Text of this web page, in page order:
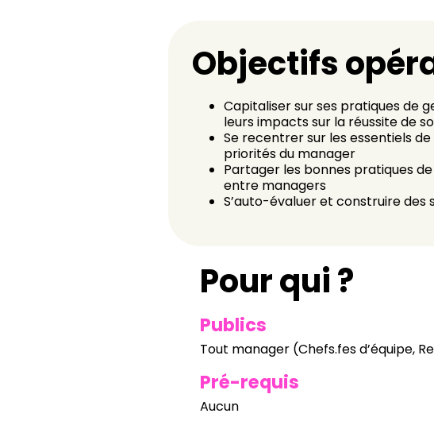
Objectifs
Capitaliser sur ses pratiques de
leurs impacts sur la réussite de
Se recentrer sur les essentiels
priorités du manager
Partager les bonnes pratiques
entre managers
S’auto-évaluer et construire des
Pour qui ?
Publics
Tout manager (Chefs.fes d’équipe,
Pré-requis
Aucun